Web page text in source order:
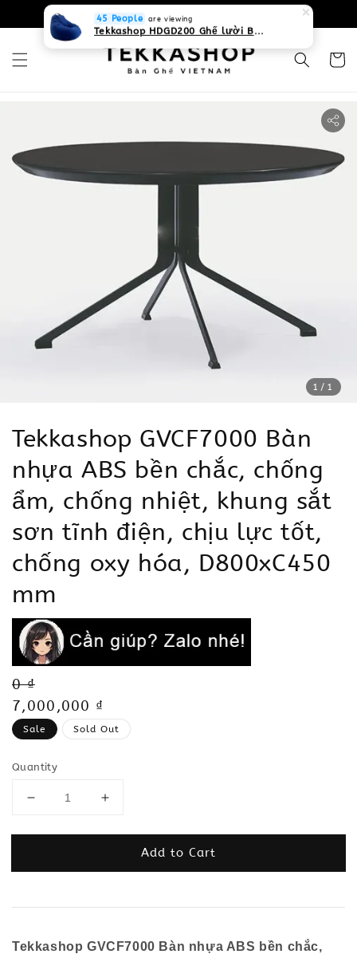
0931268840 Liên hệ với chúng tôi
1 /1
Tekkashop GVCF7000 Bàn
nhựa ABS bền chắc, chống
ẩm, chống nhiệt, khung sắt
sơn tĩnh điện, chịu lực tốt,
chống oxy hóa, D800xC450
mm
Regular
price
0 ₫
Sale
price
7,000,000 ₫
Sale Sold Out
Quantity
Add to Cart
Tekkashop GVCF7000 Bàn nhựa ABS bền chắc,
45 People are viewing
Tekkashop HDGD200 Ghế lười Beanbag form truyền thống, chất liệu Olefin canvas kháng nước, màu xanh biển, có thể sử dụng trong nhà và cả ngoài trời, có quai xách